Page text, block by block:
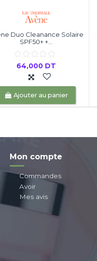
Duo Cleanance Solaire
SPF50+ +...
64,000 DT
Ajouter au panier
Mon compte
Commandes
Avoir
Mes avis